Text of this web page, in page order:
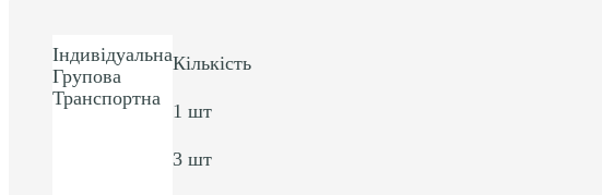
Індивідуальна
Групова
Транспортна
Кількість
1 шт
3 шт